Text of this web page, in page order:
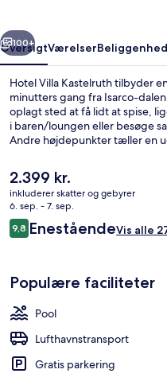
Næste
100+
OversigtVærelserBeliggenhed
Hotel Villa Kastelruth tilbyder
minutters gang fra Isarco-
oplagt sted at få lidt at spise,
i baren/loungen eller besøge
Andre højdepunkter tæller en
Den
nuværende
pris
er
2.399 kr.
2.399 kr.
inkluderer skatter og gebyrer
6. sep. - 7. sep.
Anmeldelser
9,89,8 ud af 10.
EneståendeVis alle
Populære faciliteter
Pool
Lufthavnstransport
Gratis parkering